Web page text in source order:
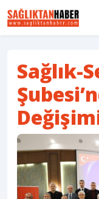
Sağlık-